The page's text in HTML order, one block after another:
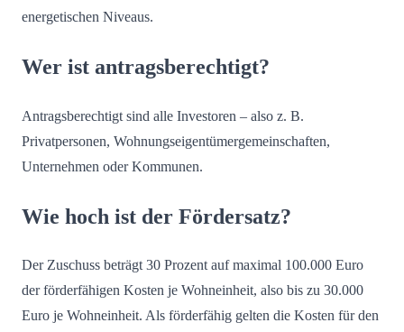
energetischen Niveaus.
Wer ist antragsberechtigt?
Antragsberechtigt sind alle Investoren – also z. B.
Privatpersonen, Wohnungseigentümergemeinschaften,
Unternehmen oder Kommunen.
Wie hoch ist der Fördersatz?
Der Zuschuss beträgt 30 Prozent auf maximal 100.000 Euro
der förderfähigen Kosten je Wohneinheit, also bis zu 30.000
Euro je Wohneinheit. Als förderfähig gelten die Kosten für den